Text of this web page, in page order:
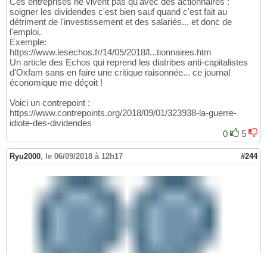
soigner les dividendes c'est bien sauf quand c'est fait au
détriment de l'investissement et des salariés... et donc de
l'emploi.
Exemple:
https://www.lesechos.fr/14/05/2018/l...tionnaires.htm
Un article des Echos qui reprend les diatribes anti-capitalistes
d'Oxfam sans en faire une critique raisonnée... ce journal
économique me déçoit !
Voici un contrepoint :
https://www.contrepoints.org/2018/09/01/323938-la-guerre-
idiote-des-dividendes
0
5
Ryu2000, le 06/09/2018 à 12h17 #244